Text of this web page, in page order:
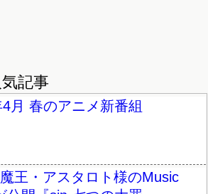
記事
月 春のアニメ新番組
王・アスタロト様のMusic